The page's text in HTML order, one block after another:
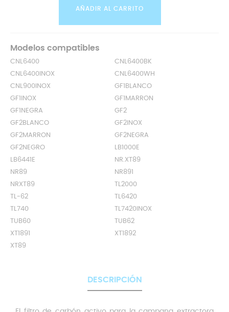
AÑADIR AL CARRITO
Modelos compatibles
CNL6400
CNL6400BK
CNL6400INOX
CNL6400WH
CNL900INOX
GF1BLANCO
GF1INOX
GF1MARRON
GF1NEGRA
GF2
GF2BLANCO
GF2INOX
GF2MARRON
GF2NEGRA
GF2NEGRO
LB1000E
LB6441E
NR.XT89
NR89
NR891
NRXT89
TL2000
TL-62
TL6420
TL740
TL7420INOX
TUB60
TUB62
XT1891
XT1892
XT89
DESCRIPCIÓN